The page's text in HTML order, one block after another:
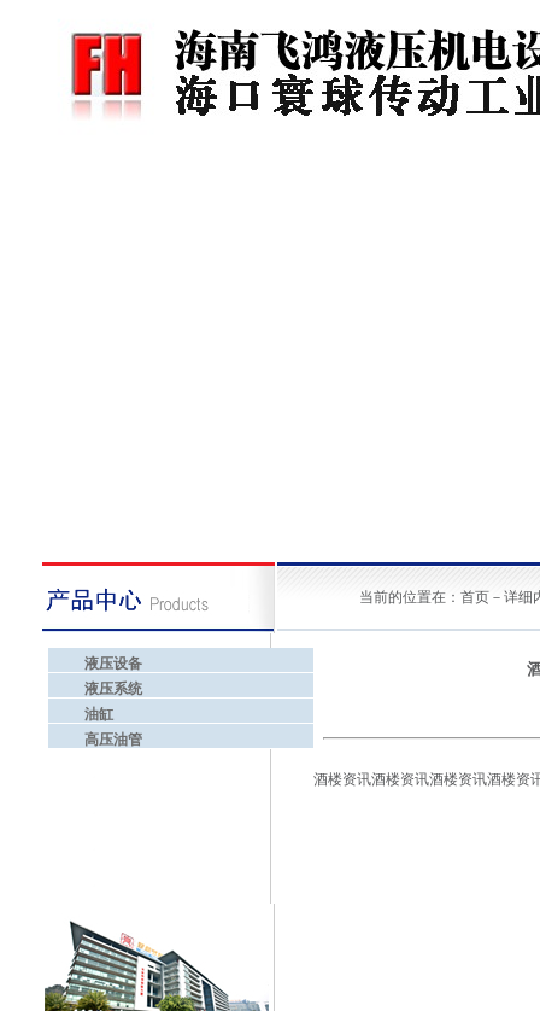
液压设备
液压系统
油缸
高压油管
当前的位置在：首页－详细
酒楼资讯酒楼资讯酒楼资讯酒楼资